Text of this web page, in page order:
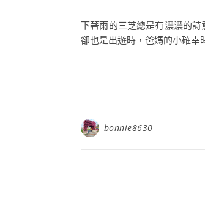
下著雨的三芝總是有濃濃的
卻也是出遊時，爸媽的小確幸
bonnie8630